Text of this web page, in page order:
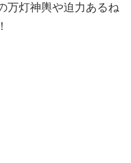
万灯神輿や迫力あるね